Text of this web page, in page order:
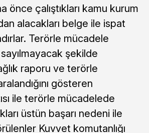
önce çalıştıkları kamu kurum
alacakları belge ile ispat
Terörle mücadele
sayılmayacak şekilde
raporu ve terörle
gösteren
ile terörle mücadelede
üstün başarı nedeni ile
Kuvvet komutanlığı